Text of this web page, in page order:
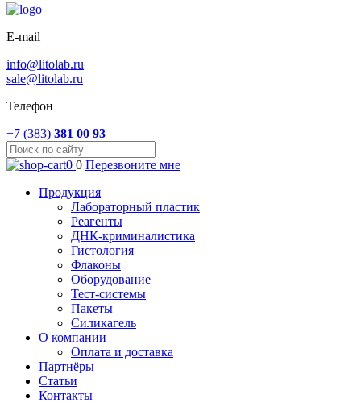
E-mail
info@litolab.ru
sale@litolab.ru
Телефон
+7 (383) 381 00 93
0 0 Перезвоните мне
Продукция
Лабораторный пластик
Реагенты
ДНК-криминалистика
Гистология
Флаконы
Оборудование
Тест-системы
Пакеты
Силикагель
О компании
Оплата и доставка
Партнёры
Статьи
Контакты